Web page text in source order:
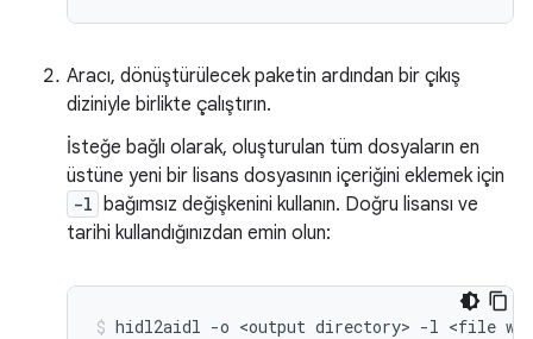
Aracı, dönüştürülecek paketin ardından bir çıkış
diziniyle birlikte çalıştırın.
İsteğe bağlı olarak, oluşturulan tüm dosyaların en
üstüne yeni bir lisans dosyasının içeriğini eklemek için
-l bağımsız değişkenini kullanın. Doğru lisansı ve
tarihi kullandığınızdan emin olun:
hidl2aidl -o <output directory> -l <file